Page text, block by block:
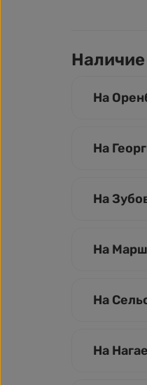
Наличие
На
На
На
На
На
На